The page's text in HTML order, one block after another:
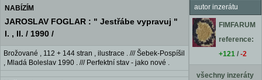
autor inzerátu
FIMFARUM
reference:
+121/ -2
všechny inzeráty
NABÍZÍM
JAROSLAV FOGLAR : " Jestřábe vypravuj "
I. , II. / 1990 /
Brožované , 112 + 144 stran , ilustrace . /// Šebek-Pospíšil
, Mladá Boleslav 1990 . /// Perfektní stav - jako nové .